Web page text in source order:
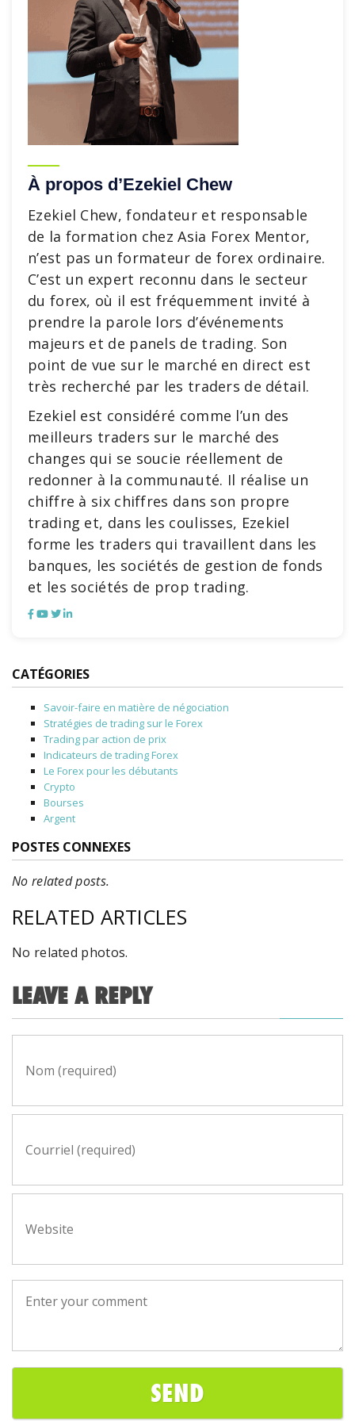
À propos d’Ezekiel Chew
Ezekiel Chew, fondateur et responsable
de la formation chez Asia Forex Mentor,
n’est pas un formateur de forex ordinaire.
C’est un expert reconnu dans le secteur
du forex, où il est fréquemment invité à
prendre la parole lors d’événements
majeurs et de panels de trading. Son
point de vue sur le marché en direct est
très recherché par les traders de détail.
Ezekiel est considéré comme l’un des
meilleurs traders sur le marché des
changes qui se soucie réellement de
redonner à la communauté. Il réalise un
chiffre à six chiffres dans son propre
trading et, dans les coulisses, Ezekiel
forme les traders qui travaillent dans les
banques, les sociétés de gestion de fonds
et les sociétés de prop trading.
CATÉGORIES
Savoir-faire en matière de négociation
Stratégies de trading sur le Forex
Trading par action de prix
Indicateurs de trading Forex
Le Forex pour les débutants
Crypto
Bourses
Argent
POSTES CONNEXES
No related posts.
RELATED ARTICLES
No related photos.
LEAVE A REPLY